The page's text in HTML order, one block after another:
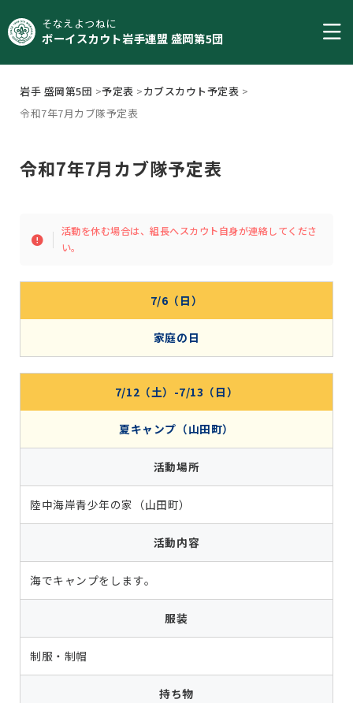
そなえよつねに
ボーイスカウト岩手連盟 盛岡第5団
岩手 盛岡第5団 >予定表 >カブスカウト予定表 >
令和7年7月カブ隊予定表
令和7年7月カブ隊予定表
活動を休む場合は、組長へスカウト自身が連絡してくださ
い。
7/6（日）
家庭の日
7/12（土）-7/13（日）
夏キャンプ（山田町）
活動場所
陸中海岸青少年の家（山田町）
活動内容
海でキャンプをします。
服装
制服・制帽
持ち物